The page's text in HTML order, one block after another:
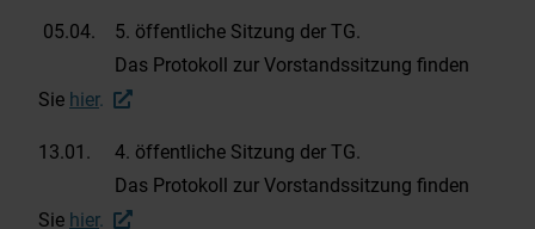
05.04. 5. öffentliche Sitzung der TG.
Das Protokoll zur Vorstandssitzung finden
Sie hier.
13.01. 4. öffentliche Sitzung der TG.
Das Protokoll zur Vorstandssitzung finden
Sie hier.